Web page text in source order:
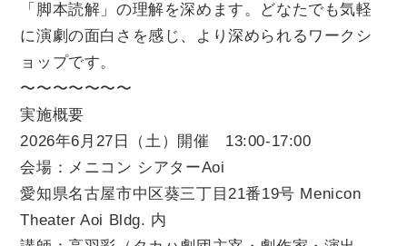
「脚本読解」の理解を深めます。どなたでも気軽
に演劇の面白さを感じ、より深められるワークシ
ョップです。
〜〜〜〜〜〜〜
実施概要
2026年6月27日（土）開催 13:00-17:00
会場：メニコン シアターAoi
愛知県名古屋市中区葵三丁目21番19号 Menicon
Theater Aoi Bldg. 内